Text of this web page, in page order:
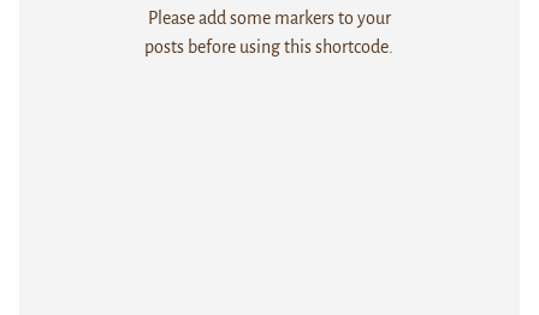
Please add some markers to your
posts before using this shortcode.